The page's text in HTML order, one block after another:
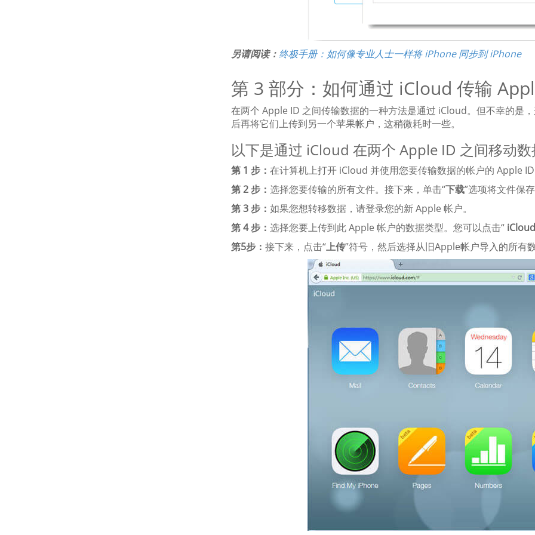
另请阅读：终极手册：如何像专业人士一样将 iPhone 同步到 iPhone
第 3 部分：如何通过 iCloud 传输
在两个 Apple ID 之间传输数据的一种方法是通过 iCloud。但不幸的是
后再将它们上传到另一个苹果帐户，这稍微耗时一些。
以下是通过 iCloud 在两个 Apple ID 之间移动
第 1 步： 在计算机上打开 iCloud 并使用您要传输数据的帐户的 Apple
第 2 步： 选择您要传输的所有文件。接下来，单击“下载”选项将文件保
第 3 步： 如果您想转移数据，请登录您的新 Apple 帐户。
第 4 步： 选择您要上传到此 Apple 帐户的数据类型。您可以点击“
第5步： 接下来，点击“上传”符号，然后选择从旧Apple帐户导入的所有